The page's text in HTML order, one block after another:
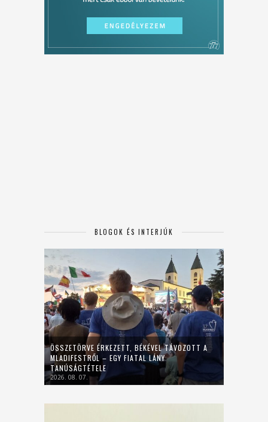
BLOGOK ÉS INTERJÚK
ÖSSZETÖRVE ÉRKEZETT, BÉKÉVEL TÁVOZOTT A
MLADIFESTRŐL – EGY FIATAL LÁNY
TANÚSÁGTÉTELE
2026. 08. 07.